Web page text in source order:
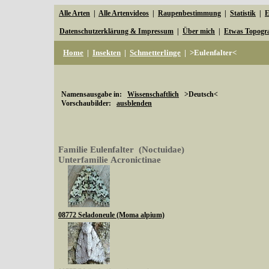
Alle Arten Alle Artenvideos Raupenbestimmung Statistik
Datenschutzerklärung & Impressum Über mich Etwas
Home | Insekten | Schmetterlinge | >Eulenfalter<
Namensausgabe in: Wissenschaftlich >Deutsch<
Vorschaubilder: ausblenden
Familie Eulenfalter (Noctuidae)
Unterfamilie Acronictinae
08772 Seladoneule (Moma alpium)